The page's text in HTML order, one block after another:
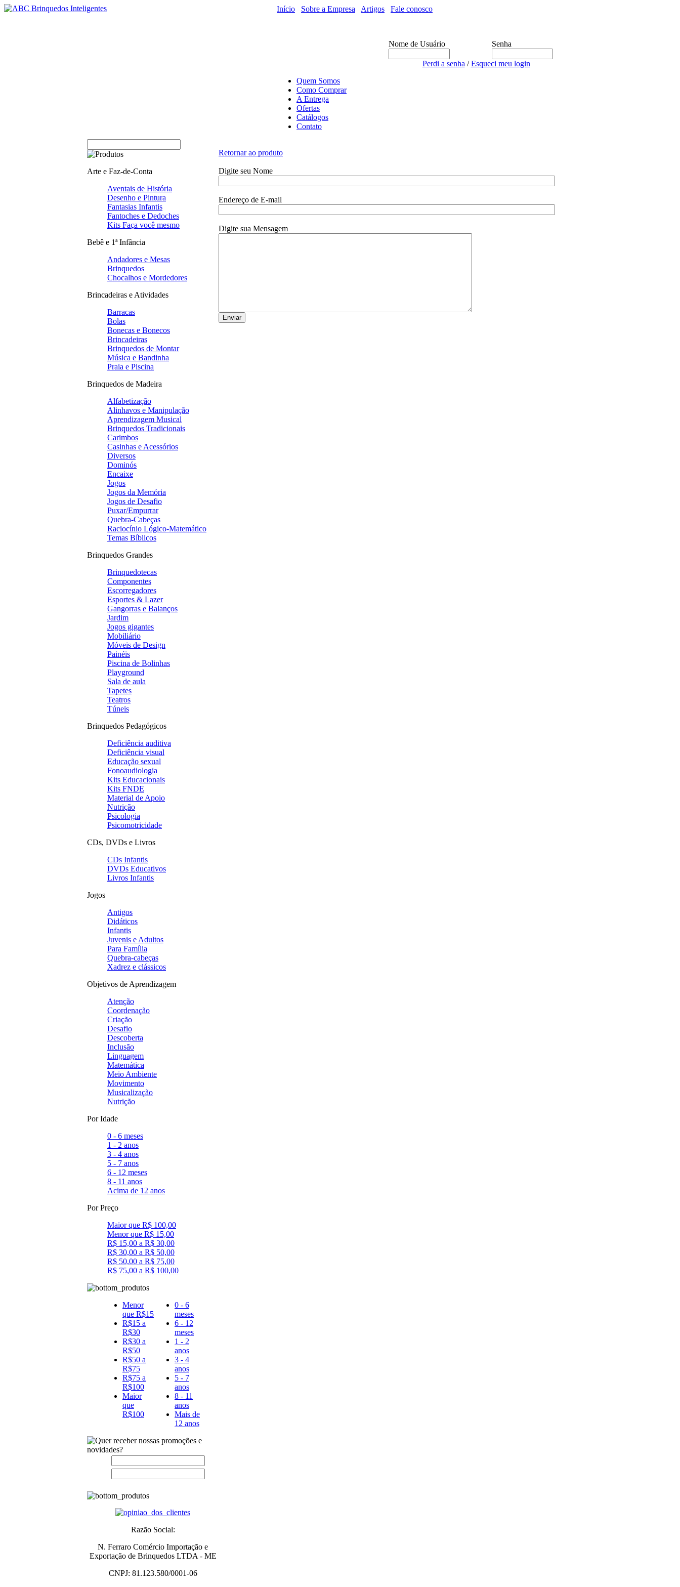
Início Sobre a Empresa Artigos Fale conosco
Nome de Usuário Senha
Perdi a senha /Esqueci meu login
Quem Somos
Como Comprar
A Entrega
Ofertas
Catálogos
Contato
Arte e Faz-de-Conta
Aventais de História
Desenho e Pintura
Fantasias Infantis
Fantoches e Dedoches
Kits Faça você mesmo
Bebê e 1ª Infância
Andadores e Mesas
Brinquedos
Chocalhos e Mordedores
Brincadeiras e Atividades
Barracas
Bolas
Bonecas e Bonecos
Brincadeiras
Brinquedos de Montar
Música e Bandinha
Praia e Piscina
Brinquedos de Madeira
Alfabetização
Alinhavos e Manipulação
Aprendizagem Musical
Brinquedos Tradicionais
Carimbos
Casinhas e Acessórios
Diversos
Dominós
Encaixe
Jogos
Jogos da Memória
Jogos de Desafio
Puxar/Empurrar
Quebra-Cabeças
Raciocínio Lógico-Matemático
Temas Bíblicos
Brinquedos Grandes
Brinquedotecas
Componentes
Escorregadores
Esportes & Lazer
Gangorras e Balanços
Jardim
Jogos gigantes
Mobiliário
Móveis de Design
Painéis
Piscina de Bolinhas
Playground
Sala de aula
Tapetes
Teatros
Túneis
Brinquedos Pedagógicos
Deficiência auditiva
Deficiência visual
Educação sexual
Fonoaudiologia
Kits Educacionais
Kits FNDE
Material de Apoio
Nutrição
Psicologia
Psicomotricidade
CDs, DVDs e Livros
CDs Infantis
DVDs Educativos
Livros Infantis
Jogos
Antigos
Didáticos
Infantis
Juvenis e Adultos
Para Família
Quebra-cabeças
Xadrez e clássicos
Objetivos de Aprendizagem
Atenção
Coordenação
Criação
Desafio
Descoberta
Inclusão
Linguagem
Matemática
Meio Ambiente
Movimento
Musicalização
Nutrição
Por Idade
0 - 6 meses
1 - 2 anos
3 - 4 anos
5 - 7 anos
6 - 12 meses
8 - 11 anos
Acima de 12 anos
Por Preço
Maior que R$ 100,00
Menor que R$ 15,00
R$ 15,00 a R$ 30,00
R$ 30,00 a R$ 50,00
R$ 50,00 a R$ 75,00
R$ 75,00 a R$ 100,00
Menor
que R$15
R$15 a
R$30
R$30 a
R$50
R$50 a
R$75
R$75 a
R$100
Maior
que
R$100
0 - 6
meses
6 - 12
meses
1 - 2
anos
3 - 4
anos
5 - 7
anos
8 - 11
anos
Mais de
12 anos
Razão Social:
N. Ferraro Comércio Importação e
Exportação de Brinquedos LTDA - ME
CNPJ: 81.123.580/0001-06
Retornar ao produto
Digite seu Nome
Endereço de E-mail
Digite sua Mensagem